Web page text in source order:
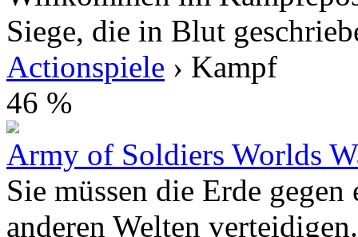
Siege, die in Blut
Actionspiele › Kampf
46 %
Army of Soldiers Worlds
Sie müssen die Erde
anderen Welten